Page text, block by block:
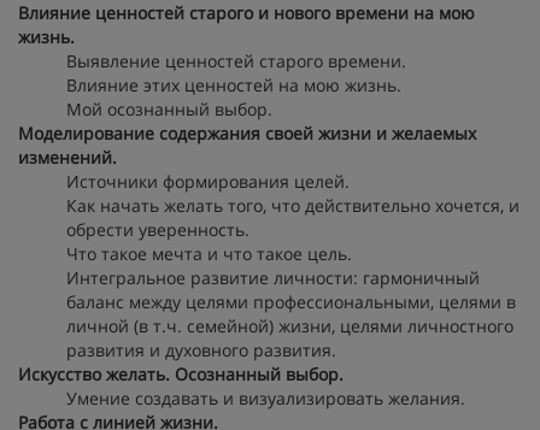
Влияние ценностей старого и нового времени на мою
жизнь.
Выявление ценностей старого времени.
Влияние этих ценностей на мою жизнь.
Мой осознанный выбор.
Моделирование содержания своей жизни и желаемых
изменений.
Источники формирования целей.
Как начать желать того, что действительно хочется, и
обрести уверенность.
Что такое мечта и что такое цель.
Интегральное развитие личности: гармоничный
баланс между целями профессиональными, целями в
личной (в т.ч. семейной) жизни, целями личностного
развития и духовного развития.
Искусство желать. Осознанный выбор.
Умение создавать и визуализировать желания.
Работа с линией жизни.